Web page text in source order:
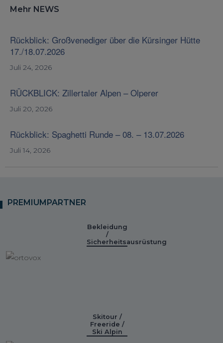
Mehr NEWS
Rückblick: Großvenediger über die Kürsinger Hütte
17./18.07.2026
Juli 24, 2026
RÜCKBLICK: Zillertaler Alpen – Olperer
Juli 20, 2026
Rückblick: Spaghetti Runde – 08. – 13.07.2026
Juli 14, 2026
PREMIUMPARTNER
Bekleidung
/
Sicherheitsausrüstung
Skitour /
Freeride /
Ski Alpin